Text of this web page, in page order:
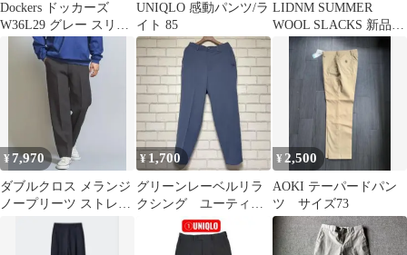
Dockers ドッカーズ
W36L29 グレー スリム
チノパン
UNIQLO 感動パンツ/ラ
イト 85
LIDNM SUMMER
WOOL SLACKS 新品未
使用タグ付き
¥7,970
ダブルクロス メランジ
ノープリーツ ストレー
トパンツ スラックス
¥1,700
グリーンレーベルリラ
クシング ユーティリ
ティパンツ ブルー S
¥2,500
AOKI テーパードパン
ツ サイズ73